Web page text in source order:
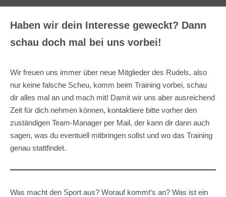
Haben wir dein Interesse geweckt? Dann
schau doch mal bei uns vorbei!
Wir freuen uns immer über neue Mitglieder des Rudels, also
nur keine falsche Scheu, komm beim Training vorbei, schau
dir alles mal an und mach mit! Damit wir uns aber ausreichend
Zeit für dich nehmen können, kontaktiere bitte vorher den
zuständigen Team-Manager per Mail, der kann dir dann auch
sagen, was du eventuell mitbringen sollst und wo das Training
genau stattfindet.
Was macht den Sport aus? Worauf kommt‘s an? Was ist ein